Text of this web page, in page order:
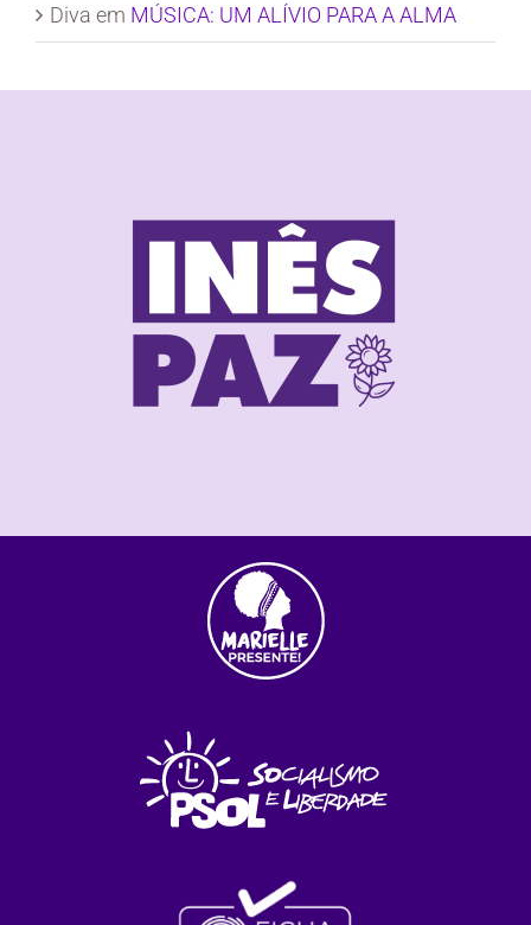
Diva em MÚSICA: UM ALÍVIO PARA A ALMA